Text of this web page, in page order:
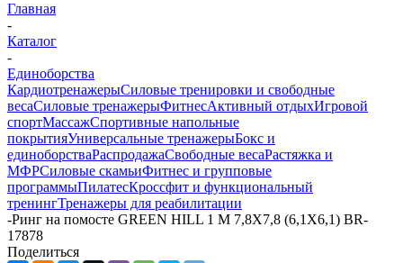
Главная
-
Каталог
-
Единоборства
КардиотренажерыСиловые тренировки и свободные
весаСиловые тренажерыФитнесАктивный отдыхИгровой
спортМассажСпортивные напольные
покрытияУниверсальные тренажерыБокс и
единоборстваРаспродажаСвободные весаРастяжка и
МФРСиловые скамьиФитнес и групповые
программыПилатесКроссфит и функциональный
тренингТренажеры для реабилитации
-Ринг на помосте GREEN HILL 1 М 7,8Х7,8 (6,1Х6,1) BR-
17878
Поделиться